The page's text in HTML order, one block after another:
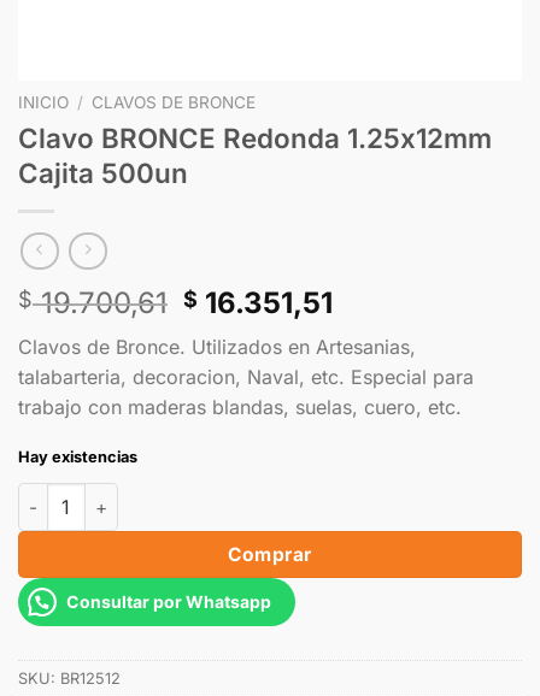
INICIO / CLAVOS DE BRONCE
Clavo BRONCE Redonda 1.25x12mm
Cajita 500un
$19.700,61 $ 16.351,51
Clavos de Bronce. Utilizados en Artesanias,
talabarteria, decoracion, Naval, etc. Especial para
trabajo con maderas blandas, suelas, cuero, etc.
Hay existencias
Comprar
Consultar por Whatsapp
SKU: BR12512